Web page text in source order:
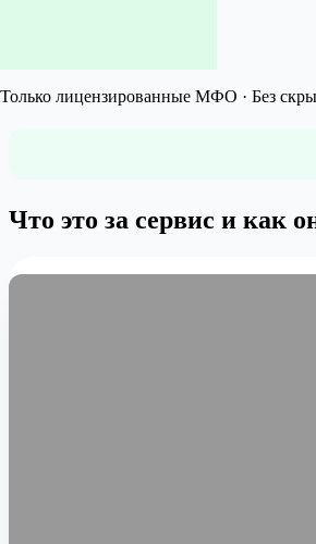
Только лицензированные МФО · Без
Что это за сервис и как